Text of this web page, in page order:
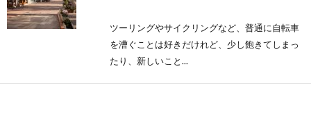
ツーリングやサイクリングなど、普通に自転車
を漕ぐことは好きだけれど、少し飽きてしまっ
たり、新しいこと...